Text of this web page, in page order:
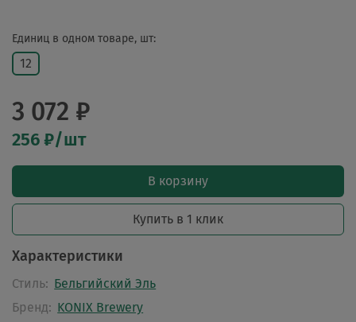
Единиц в одном товаре, шт:
12
3 072 ₽
256 ₽/шт
В корзину
Купить в 1 клик
Характеристики
Стиль: Бельгийский Эль
Бренд: KONIX Brewery